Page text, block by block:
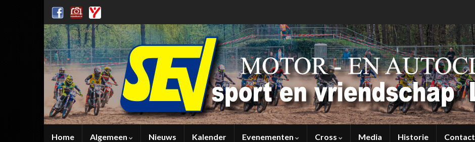
Home Algemeen Nieuws Kalender Evenementen Cross Media Historie Contact